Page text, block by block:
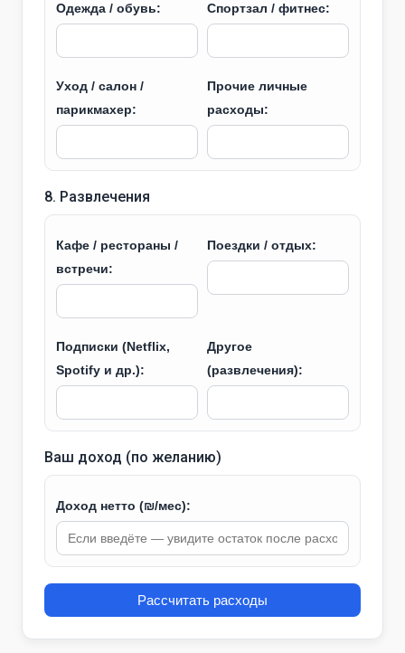
Одежда / обувь: Спортзал / фитнес:
Уход / салон /
парикмахер:
Прочие личные
расходы:
8. Развлечения
Кафе / рестораны /
встречи:
Поездки / отдых:
Подписки (Netflix,
Spotify и др.):
Другое
(развлечения):
Ваш доход (по желанию)
Доход нетто (₪/мес):
Рассчитать расходы